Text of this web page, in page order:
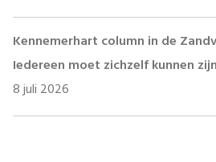
Kennemerhart column in de
Iedereen moet zichzelf kunnen zijn
8 juli 2026